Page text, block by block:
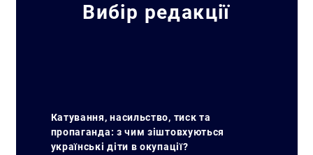
Вибір редакції
Катування, насильство, тиск та
пропаганда: з чим зіштовхуються
українські діти в окупації?